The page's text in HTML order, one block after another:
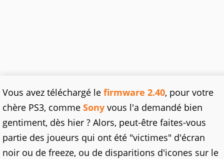
Vous avez téléchargé le firmware 2.40, pour votre
chère PS3, comme Sony vous l'a demandé bien
gentiment, dès hier ? Alors, peut-être faites-vous
partie des joueurs qui ont été "victimes" d'écran
noir ou de freeze, ou de disparitions d'icones sur le